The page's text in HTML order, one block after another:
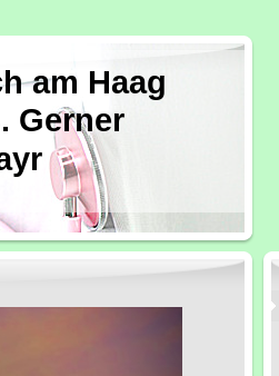
am Haag
Gerner